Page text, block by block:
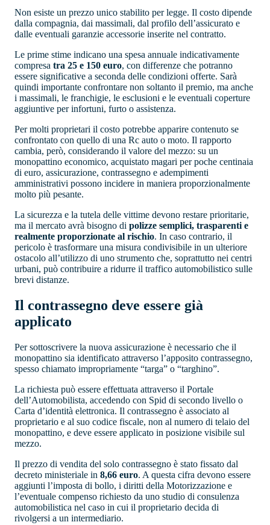
Non esiste un prezzo unico stabilito per legge. Il costo dipende
dalla compagnia, dai massimali, dal profilo dell’assicurato e
dalle eventuali garanzie accessorie inserite nel contratto.
Le prime stime indicano una spesa annuale indicativamente
compresa tra 25 e 150 euro, con differenze che potranno
essere significative a seconda delle condizioni offerte. Sarà
quindi importante confrontare non soltanto il premio, ma anche
i massimali, le franchigie, le esclusioni e le eventuali coperture
aggiuntive per infortuni, furto o assistenza.
Per molti proprietari il costo potrebbe apparire contenuto se
confrontato con quello di una Rc auto o moto. Il rapporto
cambia, però, considerando il valore del mezzo: su un
monopattino economico, acquistato magari per poche centinaia
di euro, assicurazione, contrassegno e adempimenti
amministrativi possono incidere in maniera proporzionalmente
molto più pesante.
La sicurezza e la tutela delle vittime devono restare prioritarie,
ma il mercato avrà bisogno di polizze semplici, trasparenti e
realmente proporzionate al rischio. In caso contrario, il
pericolo è trasformare una misura condivisibile in un ulteriore
ostacolo all’utilizzo di uno strumento che, soprattutto nei centri
urbani, può contribuire a ridurre il traffico automobilistico sulle
brevi distanze.
Il contrassegno deve essere già
applicato
Per sottoscrivere la nuova assicurazione è necessario che il
monopattino sia identificato attraverso l’apposito contrassegno,
spesso chiamato impropriamente “targa” o “targhino”.
La richiesta può essere effettuata attraverso il Portale
dell’Automobilista, accedendo con Spid di secondo livello o
Carta d’identità elettronica. Il contrassegno è associato al
proprietario e al suo codice fiscale, non al numero di telaio del
monopattino, e deve essere applicato in posizione visibile sul
mezzo.
Il prezzo di vendita del solo contrassegno è stato fissato dal
decreto ministeriale in 8,66 euro. A questa cifra devono essere
aggiunti l’imposta di bollo, i diritti della Motorizzazione e
l’eventuale compenso richiesto da uno studio di consulenza
automobilistica nel caso in cui il proprietario decida di
rivolgersi a un intermediario.